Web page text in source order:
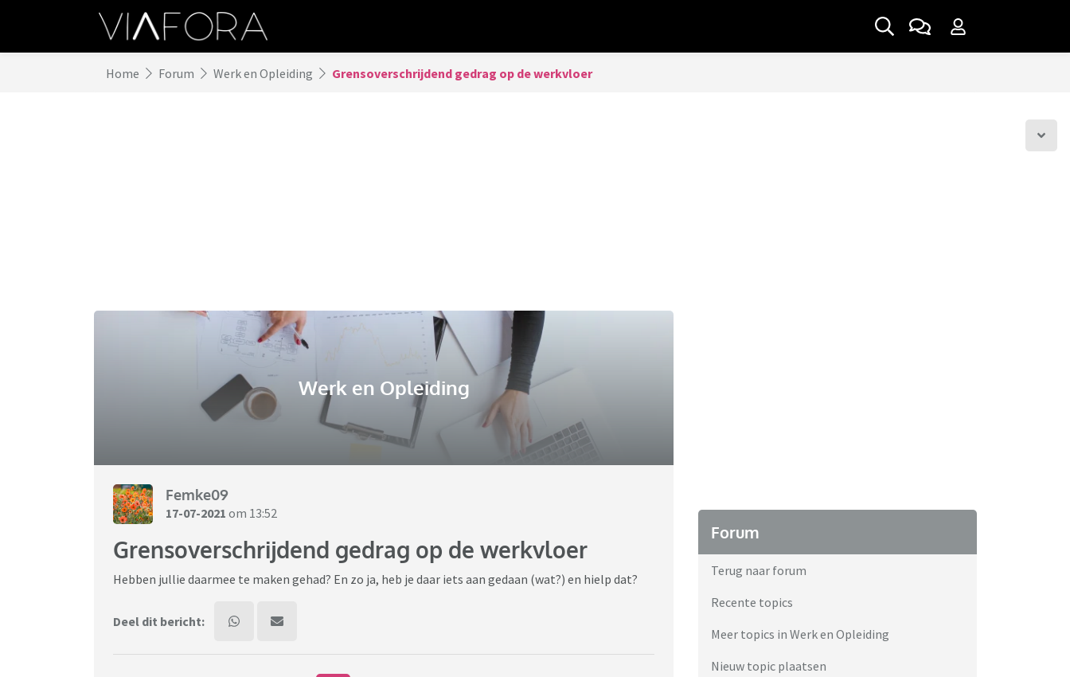
Home Forum Werk en Opleiding Grensoverschrijdend gedrag op de werkvloer
Werk en Opleiding
Femke09
17-07-2021 om 13:52
Grensoverschrijdend gedrag op de werkvloer
Hebben jullie daarmee te maken gehad? En zo ja, heb je daar iets aan gedaan (wat?) en hielp dat?
Deel dit bericht:
Forum
Terug naar forum
Recente topics
Meer topics in Werk en Opleiding
Nieuw topic plaatsen